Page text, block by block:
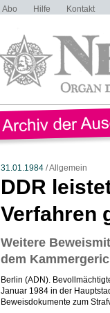
Abo Hilfe Kontakt
31.01.1984/ Allgemein
DDR
Verfahren
Weitere
dem
Berlin (ADN).
Januar 1984 in der
Beweisdokumente zum